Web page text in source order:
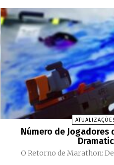
Número de Jogadores
O Retorno de Marathon: